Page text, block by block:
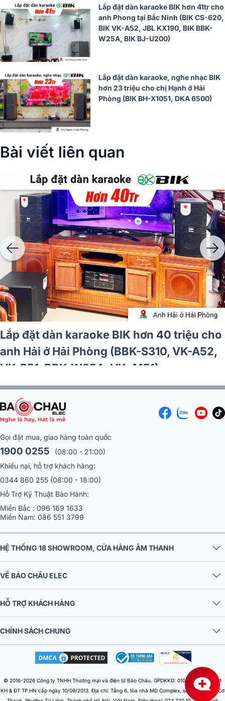
Lắp đặt dàn karaoke BIK hơn 41tr cho
anh Phong tại Bắc Ninh (BIK CS-620,
BIK VK-A52, JBL KX190, BIK BBK-
W25A, BIK BJ-U200)
Lắp đặt dàn karaoke, nghe nhạc BIK
hơn 23 triệu cho chị Hạnh ở Hải
Phòng (BIK BH-X1051, DKA 6500)
Bài viết liên quan
Lắp đặt dàn karaoke BIK hơn 40 triệu cho
anh Hải ở Hải Phòng (BBK-S310, VK-A52,
VK-R51, BBK-W25A, VK- M51)
Gọi đặt mua, giao hàng toàn quốc
1900 0255
(08:00 - 21:00)
Khiếu nại, hỗ trợ khách hàng:
0344 860 255 (08:00 - 18:00)
Hỗ Trợ Kỹ Thuật Bảo Hành:
Miền Bắc : 096 169 1633
Miền Nam: 086 551 3799
HỆ THỐNG 18 SHOWROOM, CỬA HÀNG ÂM THANH
VỀ BẢO CHÂU ELEC
HỖ TRỢ KHÁCH HÀNG
CHÍNH SÁCH CHUNG
© 2016-2026 Công ty TNHH Thương mại và điện tử Bảo Châu. GPDKKD: 0106303879 do Sở
KH & ĐT TP.HN cấp ngày 10/09/2013. Địa chỉ: Tầng 6, tòa nhà MD Complex, số 68 Nguyễn Cơ